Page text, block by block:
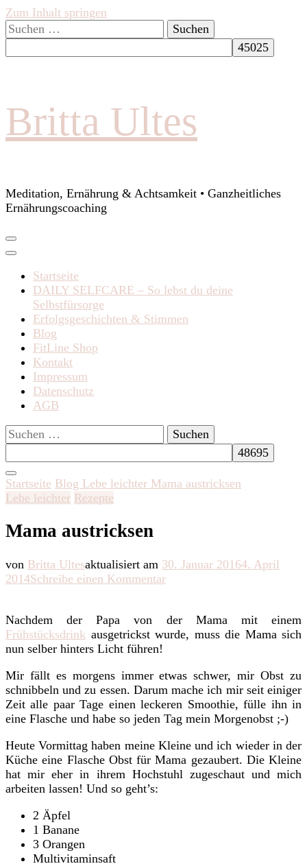
Zum Inhalt springen
Suchen
nach:
Britta Ultes
Meditation, Ernährung & Achtsamkeit • Ganzheitliches
Ernährungscoaching
Startseite
DAILY SELFCARE – So lebst du deine
Selbstfürsorge
Erfolgsgeschichten & Stimmen
Blog
FitLine Shop
Kontakt
Impressum
Datenschutz
AGB
Suchen
nach:
Startseite Blog Lebe leichter Mama austricksen
Lebe leichter Rezepte
Mama austricksen
von Britta Ultesaktualisiert am 30. Januar 20164. April
2014Schreibe einen Kommentarzu
Nachdem der Papa von der Mama mit einem
Frühstücksdrink ausgetrickst wurde, muss die Mama sich
nun selber hinters Licht führen!
Mir fällt es morgens immer etwas schwer, mir Obst zu
schnibbeln und zu essen. Darum mache ich mir seit einiger
Zeit alle paar Tage einen leckeren Smoothie, fülle ihn in
eine Flasche und habe so jeden Tag mein Morgenobst ;-)
Heute Vormittag haben meine Kleine und ich wieder in der
Küche eine Flasche Obst für Mama gezaubert. Die Kleine
hat mir eher in ihrem Hochstuhl zugeschaut und mich
arbeiten lassen! Und so geht’s:
2 Äpfel
1 Banane
3 Orangen
Multivitaminsaft